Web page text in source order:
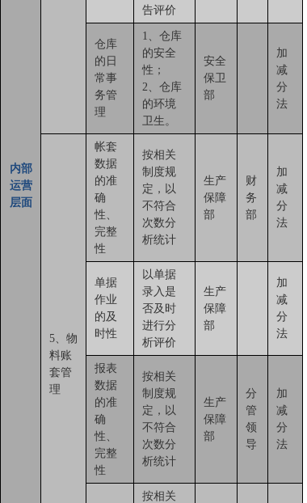
内部
运营
层面
告评价
仓库
的日
常事
务管
理
1、仓库
的安全
性；
2、仓库
的环境
卫生。
安全
保卫
部
加
减
分
法
5、物
料账
套管
理
帐套
数据
的准
确
性、
完整
性
按相关
制度规
定，以
不符合
次数分
析统计
生产
保障
部
财
务
部
加
减
分
法
单据
作业
的及
时性
以单据
录入是
否及时
进行分
析评价
生产
保障
部
加
减
分
法
报表
数据
的准
确
性、
完整
性
按相关
制度规
定，以
不符合
次数分
析统计
生产
保障
部
分
管
领
导
加
减
分
法
按相关